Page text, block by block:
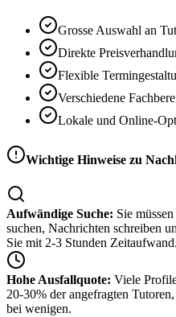
Grosse Auswahl an
Direkte
Flexible
Verschiedene
Lokale und Online-
Wichtige Hinweise zu
Aufwändige Suche: Sie
suchen, Nachrichten schreiben
Sie mit 2-3 Stunden Zeitaufwand.
Hohe Ausfallquote: Viele
20-30% der angefragten
bei wenigen.